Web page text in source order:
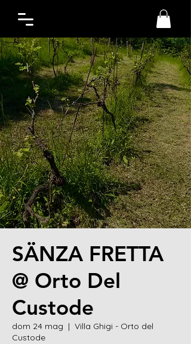
SÄNZA FRETTA
@ Orto Del
Custode
dom 24 mag
  |
Villa Ghigi - Orto del
Custode